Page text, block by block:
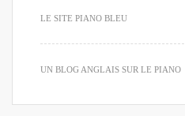
LE SITE PIANO BLEU
UN BLOG ANGLAIS SUR LE PIANO